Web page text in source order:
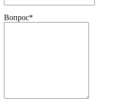
Вопрос*